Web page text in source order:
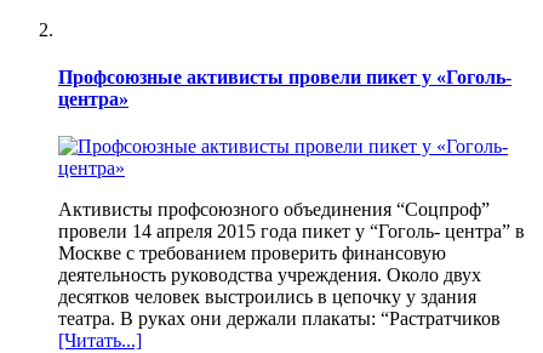
Профсоюзные активисты провели пикет у «Гоголь-
центра»
Активисты профсоюзного объединения “Соцпроф”
провели 14 апреля 2015 года пикет у “Гоголь- центра” в
Москве с требованием проверить финансовую
деятельность руководства учреждения. Около двух
десятков человек выстроились в цепочку у здания
театра. В руках они держали плакаты: “Растратчиков
[Читать...]